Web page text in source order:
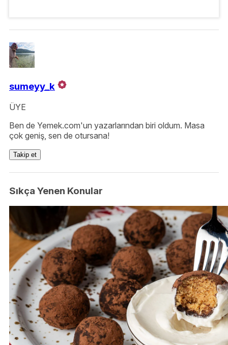
sumeyy_k
ÜYE
Ben de Yemek.com'un yazarlarından biri oldum. Masa
çok geniş, sen de otursana!
Takip et
Sıkça Yenen Konular